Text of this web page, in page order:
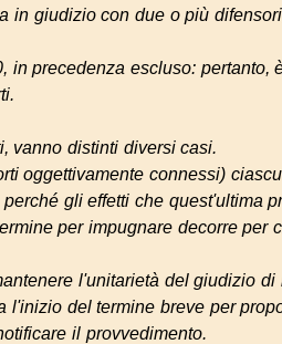
in giudizio con due o più
precedenza escluso: pertanto,
vanno distinti diversi casi.
oggettivamente connessi)
gli effetti che quest'ultima
per impugnare decorre per
l'unitarietà del giudizio di
del termine breve per
il provvedimento.